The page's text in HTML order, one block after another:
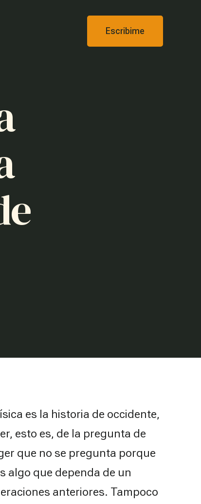
Escribime
es la historia de occidente,
esto es, de la pregunta de
que no se pregunta porque
algo que dependa de un
anteriores. Tampoco